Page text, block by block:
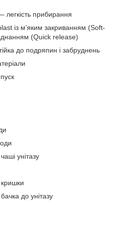
легкість прибирання
із м’яким закриванням (Soft-
(Quick release)
до подряпин і забруднень
унітазу
кришки
до унітазу